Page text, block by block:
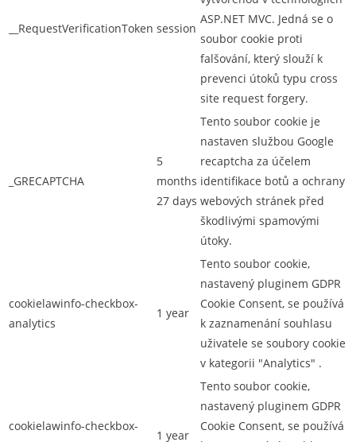
__RequestVerificationToken session
ASP.NET MVC. Jedná se o
soubor cookie proti
falšování, který slouží k
prevenci útoků typu cross
site request forgery.
_GRECAPTCHA
5
months
27 days
Tento soubor cookie je
nastaven službou Google
recaptcha za účelem
identifikace botů a ochrany
webových stránek před
škodlivými spamovými
útoky.
cookielawinfo-checkbox-
analytics
1 year
Tento soubor cookie,
nastavený pluginem GDPR
Cookie Consent, se používá
k zaznamenání souhlasu
uživatele se soubory cookie
v kategorii "Analytics" .
cookielawinfo-checkbox-
1 year
Tento soubor cookie,
nastavený pluginem GDPR
Cookie Consent, se používá